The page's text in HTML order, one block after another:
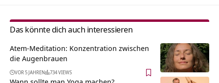
Das könnte dich auch interessieren
Atem-Meditation: Konzentration zwischen
die Augenbrauen
VOR 5 JAHREN 734 VIEWS